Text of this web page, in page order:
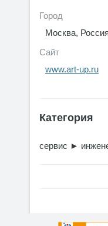
Город
Москва, Россия
Сайт
www.art-up.ru
Категория
сервис ►